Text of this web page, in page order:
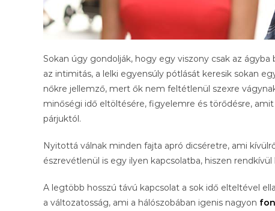
Sokan úgy gondolják, hogy egy viszony csak az
az intimitás, a lelki egyensúly pótlását keresik sokan
nőkre jellemző, mert ők nem feltétlenül szexre
minőségi idő eltöltésére, figyelemre és törődésre,
párjuktól.
Nyitottá válnak minden fajta apró dicséretre, ami
észrevétlenül is egy ilyen kapcsolatba, hiszen
A legtöbb hosszú távú kapcsolat a sok idő elteltével
a változatosság, ami a hálószobában igenis nagyon